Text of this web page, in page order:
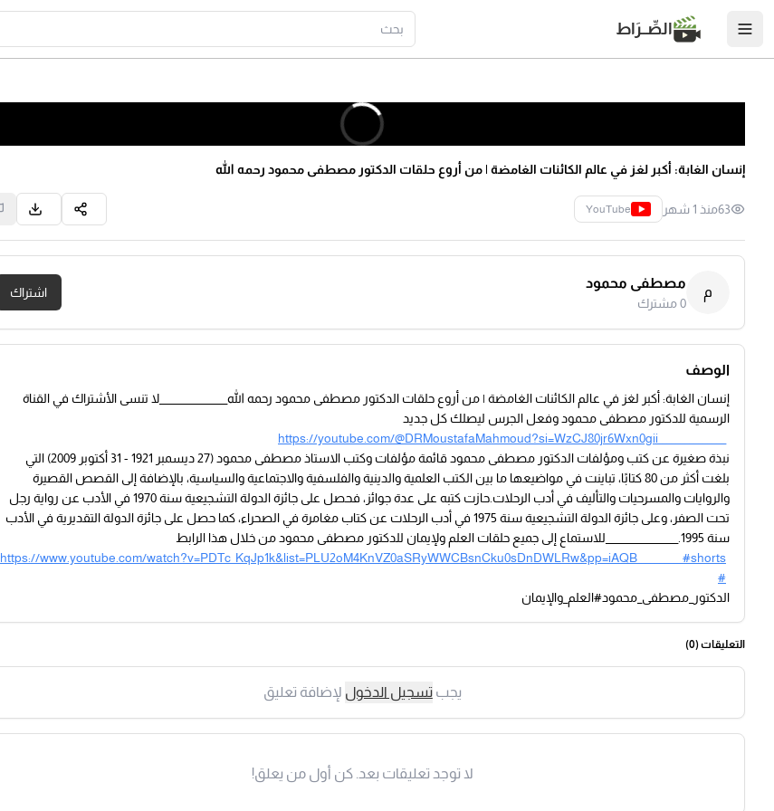
الصِّــرَاط
إنسان الغابة: أكبر لغز في عالم الكائنات الغامضة | من أروع حلقات الدكتور مصطفى محمود رحمه الله
63منذ 1 شهر YouTube
م
مصطفى محمود
0مشترك
اشتراك
الوصف
إنسان الغابة: أكبر لغز في عالم الكائنات الغامضة | من أروع حلقات الدكتور مصطفى محمود رحمه الله_______________لا تنسى الأشتراك في القناة
الرسمية للدكتور مصطفى محمود وفعل الجرس ليصلك كل جديد
https://youtube.com/@DRMoustafaMahmoud?si=WzCJ80jr6Wxn0gii_______________
نبذة صغيرة عن كتب ومؤلفات الدكتور مصطفى محمود قائمة مؤلفات وكتب الاستاذ مصطفى محمود (27 ديسمبر 1921 - 31 أكتوبر 2009) التي
بلغت أكثر من 80 كتابًا، تباينت في مواضيعها ما بين الكتب العلمية والدينية والفلسفية والاجتماعية والسياسية، بالإضافة إلى القصص القصيرة
والروايات والمسرحيات والتأليف في أدب الرحلات.حازت كتبه على عدة جوائز، فحصل على جائزة الدولة التشجيعية سنة 1970 في الأدب عن رواية رجل
تحت الصفر، وعلى جائزة الدولة التشجيعية سنة 1975 في أدب الرحلات عن كتاب مغامرة في الصحراء، كما حصل على جائزة الدولة التقديرية في الأدب
سنة 1995.________________للاستماع إلى جميع حلقات العلم ولإيمان للدكتور مصطفى محمود من خلال هذا الرابط
https://www.youtube.com/watch?v=PDTc_KqJp1k&list=PLU2oM4KnVZ0aSRyWWCBsnCku0sDnDWLRw&pp=iAQB__________#shorts
#
الدكتور_مصطفى_محمود#العلم_والإيمان
التعليقات (0
)
يجبتسجيل الدخول لإضافة تعليق
لا توجد تعليقات بعد. كن أول من يعلق!